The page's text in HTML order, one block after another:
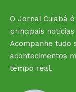
O Jornal Cuiabá
principais
Acompanhe tudo
acontecimentos
tempo real.